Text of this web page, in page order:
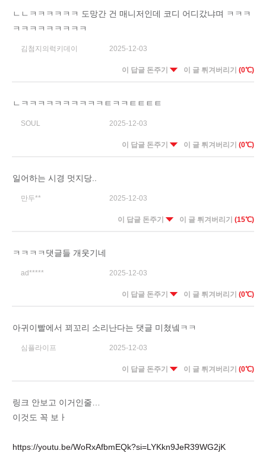
ㄴㄴㅋㅋㅋㅋㅋㅋ 도망간 건 매니저인데 코디 어디갔냐며 ㅋㅋㅋ
ㅋㅋㅋㅋㅋㅋㅋㅋㅋ
김첨지의럭키데이 2025-12-03
이 답글 돈주기 이 글 튀겨버리기 (0℃)
ㄴㅋㅋㅋㅋㅋㅋㅋㅋㅋㅋㅌㅋㅋㅌㅌㅌㅌ
SOUL 2025-12-03
이 답글 돈주기 이 글 튀겨버리기 (0℃)
일어하는 시경 멋지당..
만두** 2025-12-03
이 답글 돈주기 이 글 튀겨버리기 (15℃)
ㅋㅋㅋㅋ댓글들 개웃기네
ad***** 2025-12-03
이 답글 돈주기 이 글 튀겨버리기 (0℃)
아귀이빨에서 꾀꼬리 소리난다는 댓글 미쳤넼ㅋㅋ
심플라이프 2025-12-03
이 답글 돈주기 이 글 튀겨버리기 (0℃)
링크 안보고 이거인줄…
이것도 꼭 보ㅏ
https://youtu.be/WoRxAfbmEQk?si=LYKkn9JeR39WG2jK